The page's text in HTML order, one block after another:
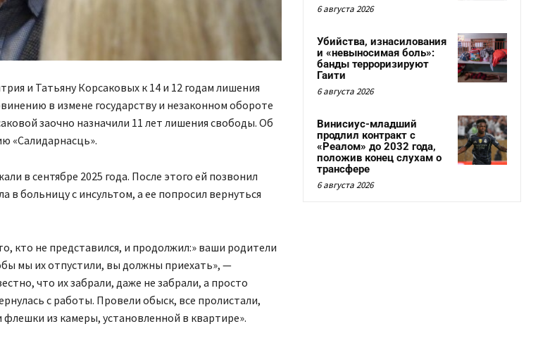
и Татьяну Корсаковых к 14 и 12 годам лишения
в измене государству и незаконном обороте
заочно назначили 11 лет лишения свободы. Об
«Салидарнасць».
в сентябре 2025 года. После этого ей позвонил
в больницу с инсультом, а ее попросил вернуться
кто не представился, и продолжил:» ваши родители
мы их отпустили, вы должны приехать», —
что их забрали, даже не забрали, а просто
с работы. Провели обыск, все пролистали,
флешки из камеры, установленной в квартире».
6 августа 2026
Убийства, изнасилования
и «невыносимая боль»:
банды терроризируют
Гаити
6 августа 2026
Винисиус-младший
продлил контракт с
«Реалом» до 2032 года,
положив конец слухам о
трансфере
6 августа 2026